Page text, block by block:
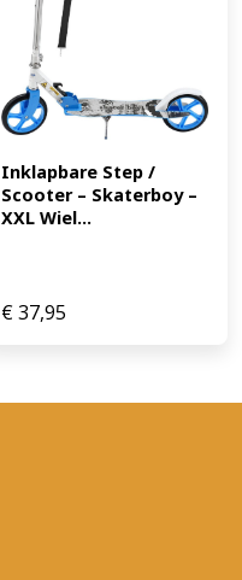
Inklapbare Step /
Scooter – Skaterboy –
XXL Wiel...
€37,95